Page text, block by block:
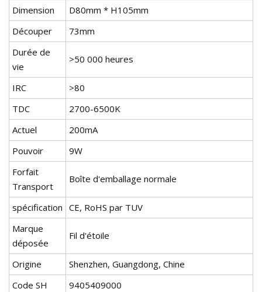
Dimension
D80mm * H105mm
Découper
73mm
Durée de
vie
>50 000 heures
IRC
>80
TDC
2700-6500K
Actuel
200mA
Pouvoir
9W
Forfait
Transport
Boîte d'emballage normale
spécification CE, RoHS par TUV
Marque
déposée
Fil d'étoile
Origine
Shenzhen, Guangdong, Chine
Code SH
9405409000